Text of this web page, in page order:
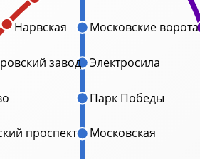
Московские ворота
проспект
завод
Нарвская
Московская
Парк Победы
Электросила